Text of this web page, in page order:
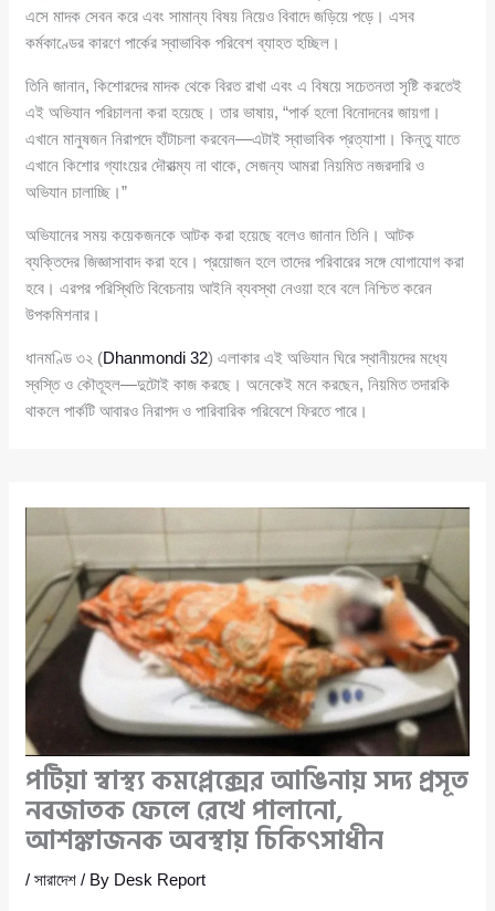
এসে মাদক সেবন করে এবং সামান্য বিষয় নিয়েও বিবাদে জড়িয়ে পড়ে। এসব
কর্মকাণ্ডের কারণে পার্কের স্বাভাবিক পরিবেশ ব্যাহত হচ্ছিল।
তিনি জানান, কিশোরদের মাদক থেকে বিরত রাখা এবং এ বিষয়ে সচেতনতা সৃষ্টি করতেই
এই অভিযান পরিচালনা করা হয়েছে। তার ভাষায়, “পার্ক হলো বিনোদনের জায়গা।
এখানে মানুষজন নিরাপদে হাঁটাচলা করবেন—এটাই স্বাভাবিক প্রত্যাশা। কিন্তু যাতে
এখানে কিশোর গ্যাংয়ের দৌরাত্ম্য না থাকে, সেজন্য আমরা নিয়মিত নজরদারি ও
অভিযান চালাচ্ছি।”
অভিযানের সময় কয়েকজনকে আটক করা হয়েছে বলেও জানান তিনি। আটক
ব্যক্তিদের জিজ্ঞাসাবাদ করা হবে। প্রয়োজন হলে তাদের পরিবারের সঙ্গে যোগাযোগ করা
হবে। এরপর পরিস্থিতি বিবেচনায় আইনি ব্যবস্থা নেওয়া হবে বলে নিশ্চিত করেন
উপকমিশনার।
ধানমণ্ডি ৩২ (Dhanmondi 32) এলাকার এই অভিযান ঘিরে স্থানীয়দের মধ্যে
স্বস্তি ও কৌতূহল—দুটোই কাজ করছে। অনেকেই মনে করছেন, নিয়মিত তদারকি
থাকলে পার্কটি আবারও নিরাপদ ও পারিবারিক পরিবেশে ফিরতে পারে।
পটিয়া স্বাস্থ্য কমপ্লেক্সের আঙিনায় সদ্য প্রসূত
নবজাতক ফেলে রেখে পালানো,
আশঙ্কাজনক অবস্থায় চিকিৎসাধীন
/সারাদেশ / By Desk Report